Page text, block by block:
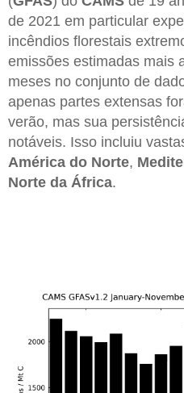
de 2021 em particular
incêndios florestais
emissões estimadas mais
meses no conjunto de
apenas partes extensas
verão, mas sua
notáveis. Isso incluiu
América do Norte,
Norte da África.